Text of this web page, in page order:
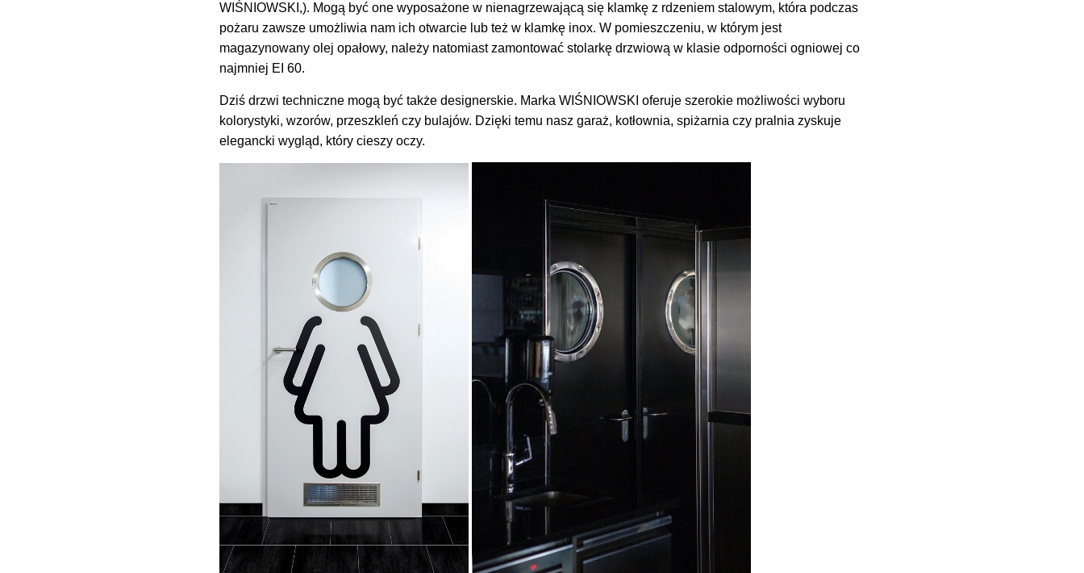
WIŚNIOWSKI,). Mogą być one wyposażone w nienagrzewającą się klamkę z rdzeniem stalowym, która podczas
pożaru zawsze umożliwia nam ich otwarcie lub też w klamkę inox. W pomieszczeniu, w którym jest
magazynowany olej opałowy, należy natomiast zamontować stolarkę drzwiową w klasie odporności ogniowej co
najmniej EI 60.
Dziś drzwi techniczne mogą być także designerskie. Marka WIŚNIOWSKI oferuje szerokie możliwości wyboru
kolorystyki, wzorów, przeszkleń czy bulajów. Dzięki temu nasz garaż, kotłownia, spiżarnia czy pralnia zyskuje
elegancki wygląd, który cieszy oczy.